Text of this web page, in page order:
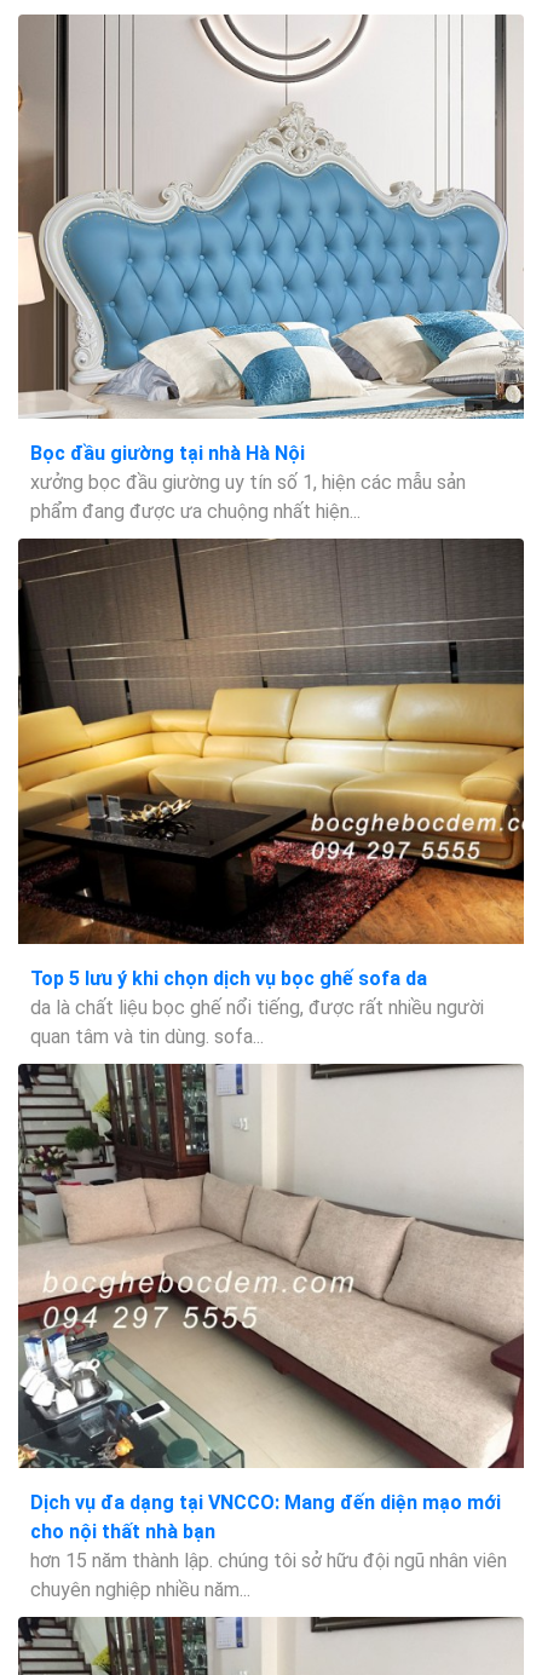
Bọc đầu giường tại nhà Hà Nội
xưởng bọc đầu giường uy tín số 1, hiện các mẫu sản
phẩm đang được ưa chuộng nhất hiện...
Top 5 lưu ý khi chọn dịch vụ bọc ghế sofa da
da là chất liệu bọc ghế nổi tiếng, được rất nhiều người
quan tâm và tin dùng. sofa...
Dịch vụ đa dạng tại VNCCO: Mang đến diện mạo mới
cho nội thất nhà bạn
hơn 15 năm thành lập. chúng tôi sở hữu đội ngũ nhân viên
chuyên nghiệp nhiều năm...